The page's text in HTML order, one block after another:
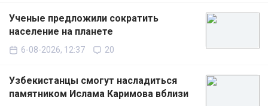
Ученые предложили сократить
население на планете
6-08-2026, 12:37 20
Узбекистанцы смогут насладиться
памятником Ислама Каримова вблизи